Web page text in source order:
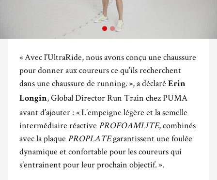
« Avec l’UltraRide, nous avons conçu une chaussure
pour donner aux coureurs ce qu’ils recherchent
dans une chaussure de running. », a déclaré Erin
Longin, Global Director Run Train chez PUMA
avant d’ajouter : « L’empeigne légère et la semelle
intermédiaire réactive PROFOAMLITE, combinés
avec la plaque PROPLATEgarantissent une foulée
dynamique et confortable pour les coureurs qui
s’entrainent pour leur prochain objectif. ».